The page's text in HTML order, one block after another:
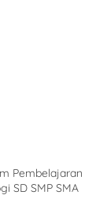
Pembelajaran
SD SMP SMA